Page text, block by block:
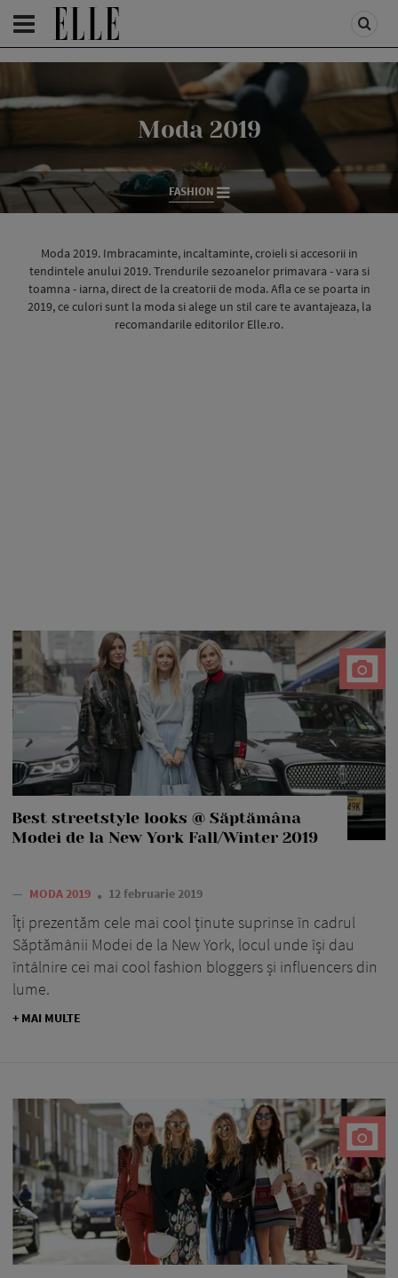
HOMEPAGE /FASHION
Moda 2019
FASHION
Moda 2019. Imbracaminte, incaltaminte, croieli si accesorii in
tendintele anului 2019. Trendurile sezoanelor primavara - vara si
toamna - iarna, direct de la creatorii de moda. Afla ce se poarta in
2019, ce culori sunt la moda si alege un stil care te avantajeaza, la
recomandarile editorilor Elle.ro.
Best streetstyle looks @ Săptămâna
Modei de la New York Fall/Winter 2019
— MODA 2019 12 februarie 2019
Îți prezentăm cele mai cool ținute suprinse în cadrul
Săptămânii Modei de la New York, locul unde își dau
întâlnire cei mai cool fashion bloggers și influencers din
lume.
+ MAI MULTE